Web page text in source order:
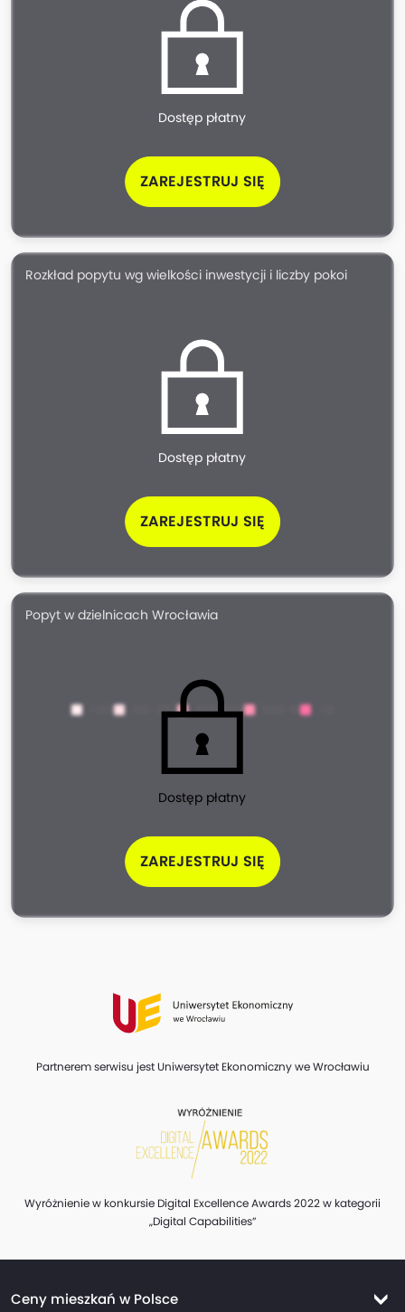
Dostęp płatny
ZAREJESTRUJ SIĘ
Rozkład popytu wg wielkości inwestycji i liczby pokoi
Dostęp płatny
ZAREJESTRUJ SIĘ
Popyt w dzielnicach Wrocławia
Dostęp płatny
ZAREJESTRUJ SIĘ
<100 100-200 200-500 500-1k
Partnerem serwisu jest Uniwersytet Ekonomiczny we Wrocławiu
Wyróżnienie w konkursie Digital Excellence Awards 2022 w kategorii
„Digital Capabilities”
Ceny mieszkań w Polsce